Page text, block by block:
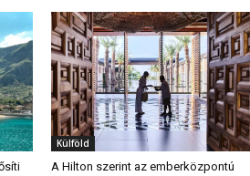
Külföld
A Hilton szerint az emberközpontú